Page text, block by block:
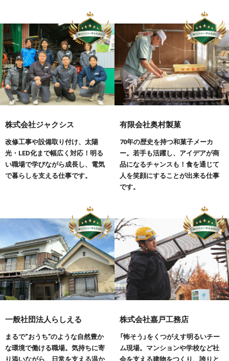
株式会社ジャクシス
改修工事や設備取り付け、太陽
光・LED化まで幅広く対応！明る
い職場で学びながら成長し、電気
で暮らしを支える仕事です。
有限会社奥村製菓
70年の歴史を持つ和菓子メーカ
ー。若手も活躍し、アイデアが商
品になるチャンスも！食を通じて
人を笑顔にすることが出来る仕事
です。
一般社団法人らしえる
まるで“おうち”のような自然豊か
な環境で働ける職場。気持ちに寄
り添いながら、日常を支える温か
株式会社嘉戸工務店
「怖そう」をくつがえす明るいチー
ム現場。マンションや学校など社
会を支える建物をつくり、誇りと